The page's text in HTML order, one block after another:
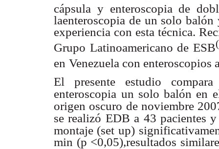
cápsula y enteroscopia de
laenteroscopia de un solo balón
experiencia con esta técnica.
Grupo Latinoamericano de ESB
en Venezuela con enteroscopios
El presente estudio
enteroscopia un solo balón en
origen oscuro de noviembre
se realizó EDB a 43 pacientes
montaje (set up)
min (p <0,05),resultados